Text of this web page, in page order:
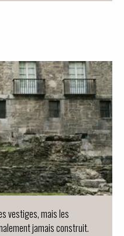
vestiges, mais les
jamais construit.